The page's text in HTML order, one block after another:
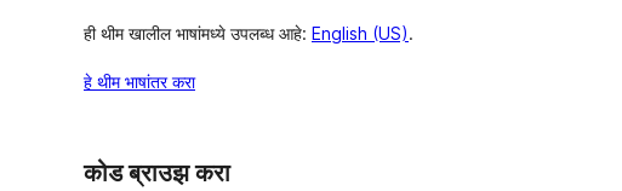
ही थीम खालील भाषांमध्ये उपलब्ध आहे: English (US).
हे थीम भाषांतर करा
कोड ब्राउझ करा